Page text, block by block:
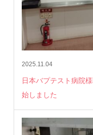
2025.11.04
日本バプテスト病院
始しました